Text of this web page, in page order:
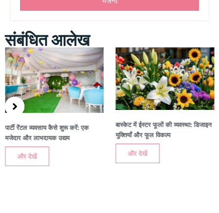
संबंधित आलेख
बास्केट में ईस्टर फूलों की व्यवस्था: डिजाइन
युक्तियाँ और फूल विकल्प
और देखें
द अल्टीमेट गाइड टू सोर्सिंग ईस्टर
थोक
और देखें